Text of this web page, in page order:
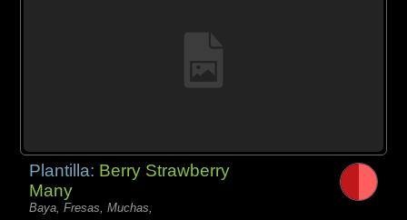
Plantilla: Berry Strawberry
Many
Baya, Fresas, Muchas,